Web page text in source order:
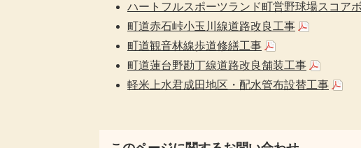
ハートフルスポーツランド町営野球場スコア
町道赤石峠小玉川線道路改良工事
町道観音林線歩道修繕工事
町道蓮台野勘丁線道路改良舗装工事
軽米上水君成田地区・配水管布設替工事